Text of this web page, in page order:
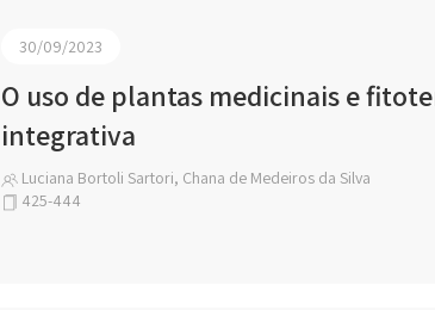
30/09/2023
O uso de plantas medicinais e
integrativa
Luciana Bortoli Sartori, Chana de Medeiros da Silva
425-444